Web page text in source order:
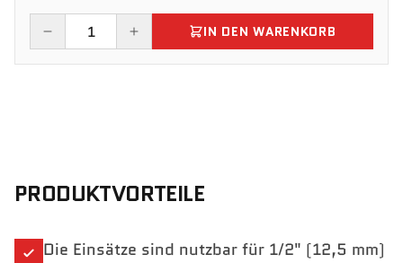
IN DEN WARENKORB
PRODUKTVORTEILE
Die Einsätze sind nutzbar für 1/2" (12,5 mm)